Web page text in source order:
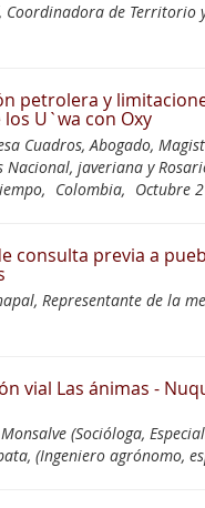
Coordinadora de Territorio
petrolera y
los U`wa con Oxy
Cuadros, Abogado,
Nacional, javeriana y
Colombia, Octubre
consulta previa a
Representante de la
vial Las ánimas -
(Socióloga,
(Ingeniero agrónomo,